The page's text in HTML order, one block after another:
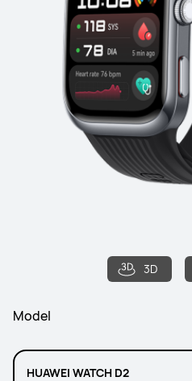
3D
Model
HUAWEI WATCH D2